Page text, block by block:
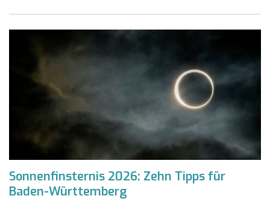
Sonnenfinsternis 2026: Zehn Tipps für
Baden-Württemberg